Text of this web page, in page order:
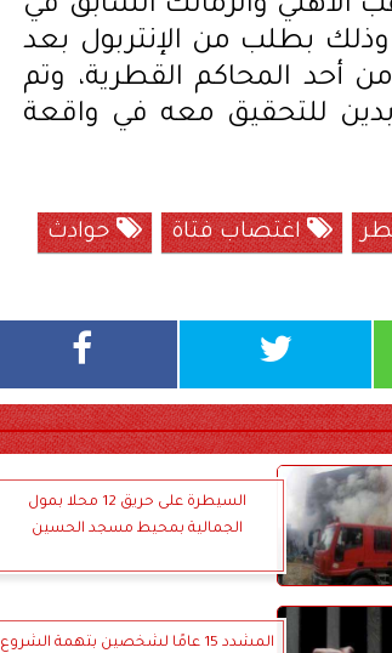
والزمالك السابق في
بطلب من الإنتربول بعد
لمدة 5 سنوات من أحد المحاكم القطرية، وتم
للتحقيق معه في واقعة
اغتصاب فتاة
حوادث
السيطرة على حريق 12 محلا بمول
الجمالية بمحيط مسجد الحسين
المشدد 15 عامًا لشخصين بتهمة الشروع